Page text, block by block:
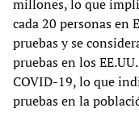
millones, lo que
cada 20 personas en
pruebas y se
pruebas en los
COVID-19, lo que
pruebas en la